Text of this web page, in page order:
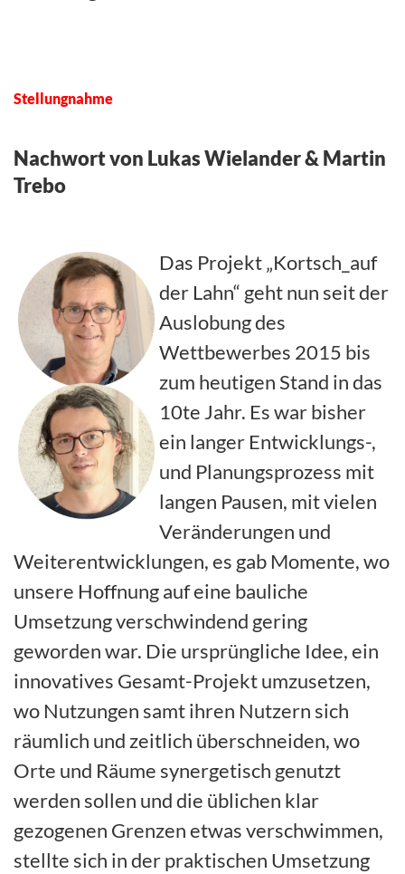
Stellungnahme
Nachwort von Lukas Wielander & Martin
Trebo
Das Projekt „Kortsch_auf
der Lahn“ geht nun seit der
Auslobung des
Wettbewerbes 2015 bis
zum heutigen Stand in das
10te Jahr. Es war bisher
ein langer Entwicklungs-,
und Planungsprozess mit
langen Pausen, mit vielen
Veränderungen und
Weiterentwicklungen, es gab Momente, wo
unsere Hoffnung auf eine bauliche
Umsetzung verschwindend gering
geworden war. Die ursprüngliche Idee, ein
innovatives Gesamt-Projekt umzusetzen,
wo Nutzungen samt ihren Nutzern sich
räumlich und zeitlich überschneiden, wo
Orte und Räume synergetisch genutzt
werden sollen und die üblichen klar
gezogenen Grenzen etwas verschwimmen,
stellte sich in der praktischen Umsetzung